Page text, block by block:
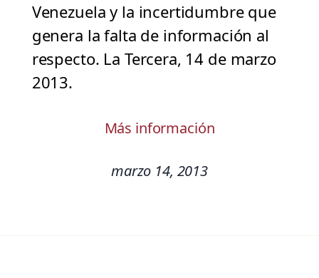
Venezuela y la incertidumbre que
genera la falta de información al
respecto. La Tercera, 14 de marzo
2013.
Más información
marzo 14, 2013